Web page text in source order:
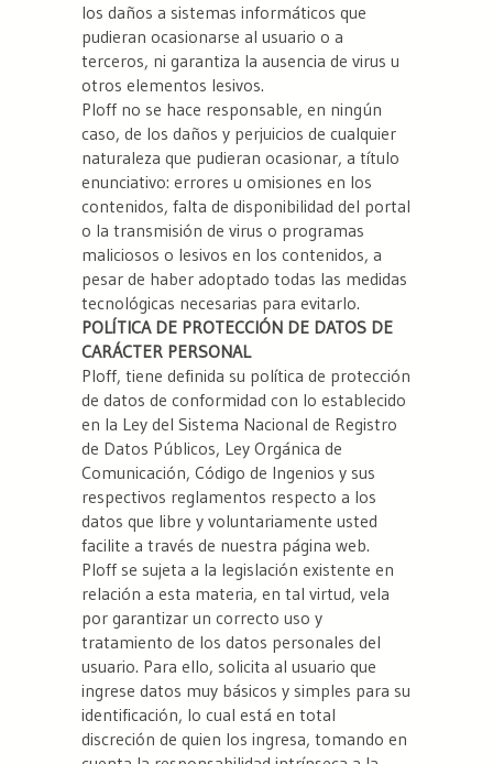
los daños a sistemas informáticos que
pudieran ocasionarse al usuario o a
terceros, ni garantiza la ausencia de virus u
otros elementos lesivos.
Ploff no se hace responsable, en ningún
caso, de los daños y perjuicios de cualquier
naturaleza que pudieran ocasionar, a título
enunciativo: errores u omisiones en los
contenidos, falta de disponibilidad del portal
o la transmisión de virus o programas
maliciosos o lesivos en los contenidos, a
pesar de haber adoptado todas las medidas
tecnológicas necesarias para evitarlo.
POLÍTICA DE PROTECCIÓN DE DATOS DE
CARÁCTER PERSONAL
Ploff, tiene definida su política de protección
de datos de conformidad con lo establecido
en la Ley del Sistema Nacional de Registro
de Datos Públicos, Ley Orgánica de
Comunicación, Código de Ingenios y sus
respectivos reglamentos respecto a los
datos que libre y voluntariamente usted
facilite a través de nuestra página web.
Ploff se sujeta a la legislación existente en
relación a esta materia, en tal virtud, vela
por garantizar un correcto uso y
tratamiento de los datos personales del
usuario. Para ello, solicita al usuario que
ingrese datos muy básicos y simples para su
identificación, lo cual está en total
discreción de quien los ingresa, tomando en